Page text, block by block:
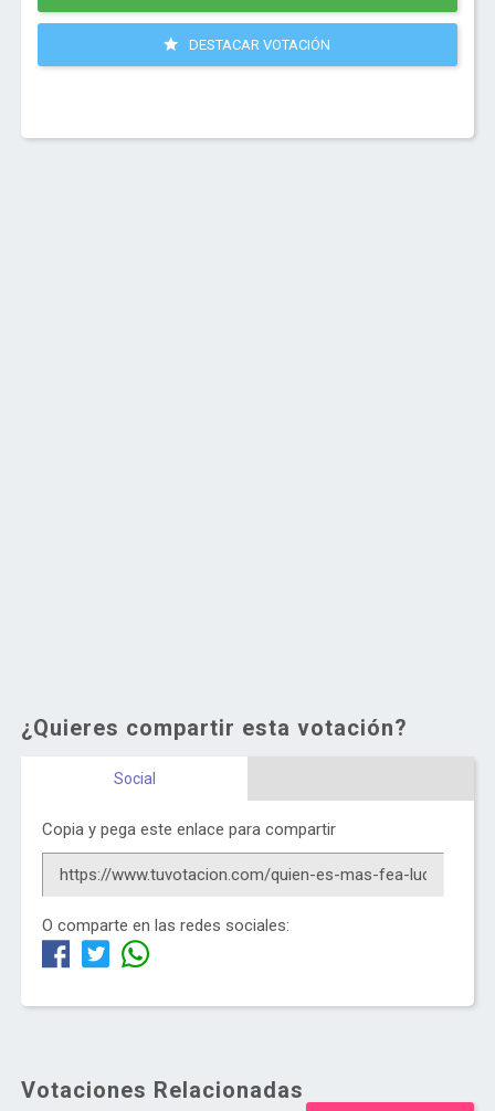
DESTACAR VOTACIÓN
¿Quieres compartir esta votación?
Social
Copia y pega este enlace para compartir
O comparte en las redes sociales:
Votaciones Relacionadas